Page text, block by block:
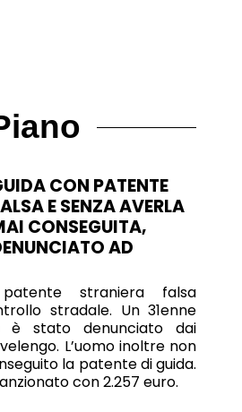
CON PATENTE
E SENZA AVERLA
CONSEGUITA,
AD
straniera falsa
stradale. Un 31enne
è stato denunciato dai
L’uomo inoltre non
la patente di guida.
con 2.257 euro.